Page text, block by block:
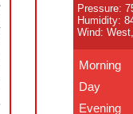
Pressure:
Humidity:
Wind:
Morning
Day
Evening